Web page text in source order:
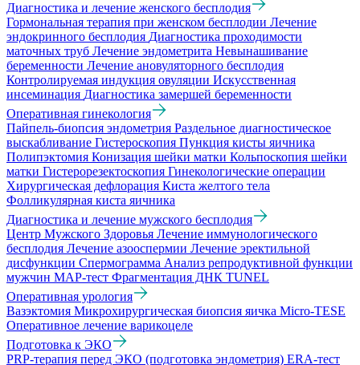
Диагностика и лечение женского бесплодия
Гормональная терапия при женском бесплодии Лечение
эндокринного бесплодия Диагностика проходимости
маточных труб Лечение эндометрита Невынашивание
беременности Лечение ановуляторного бесплодия
Контролируемая индукция овуляции Искусственная
инсеминация Диагностика замершей беременности
Оперативная гинекология
Пайпель-биопсия эндометрия Раздельное диагностическое
выскабливание Гистероскопия Пункция кисты яичника
Полипэктомия Конизация шейки матки Кольпоскопия шейки
матки Гистерорезектоскопия Гинекологические операции
Хирургическая дефлорация Киста желтого тела
Фолликулярная киста яичника
Диагностика и лечение мужского бесплодия
Центр Мужского Здоровья Лечение иммунологического
бесплодия Лечение азооспермии Лечение эректильной
дисфункции Спермограмма Анализ репродуктивной функции
мужчин МАР-тест Фрагментация ДНК TUNEL
Оперативная урология
Вазэктомия Микрохирургическая биопсия яичка Micro-TESE
Оперативное лечение варикоцеле
Подготовка к ЭКО
PRP-терапия перед ЭКО (подготовка эндометрия) ERA-тест